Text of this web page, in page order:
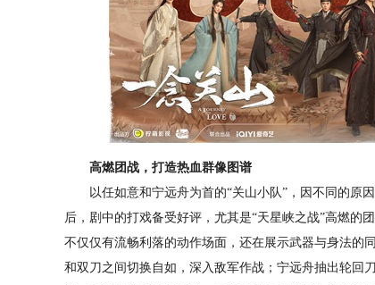
高燃团战，打造热血群像图谱
以任如意和宁远舟为首的“关山小队”，因不同的原
后，剧中的打戏备受好评，尤其是“天星峡之战”高燃的
不仅仅有流畅利落的动作场面，还在展示武器与身法的
和双刀之间切换自如，深入敌军作战；宁远舟抽出轮回